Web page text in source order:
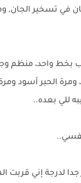
في تسخير الجان,
بخط واحد، منظم
الحبر أسود
للي بعده..
لدرجة إني قربت